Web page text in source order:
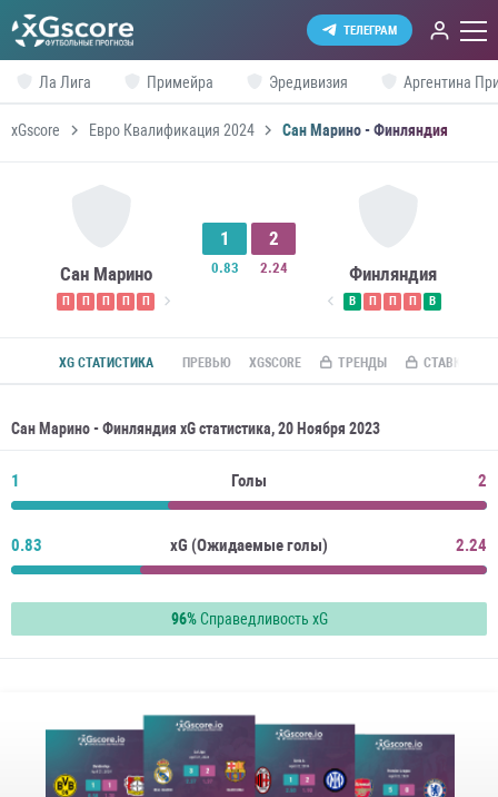
ТЕЛЕГРАМ
Ла Лига Примейра Эредивизия Аргентина
xGscore Евро Квалификация 2024 Сан Марино - Финляндия
Сан Марино
П П П П П
1
0.83
2
2.24 Финляндия
В П П П В
XG СТАТИСТИКА ПРЕВЬЮ XGSCORE ТРЕНДЫ СТАВКИ ПО
Сан Марино - Финляндия xG статистика, 20 Ноября 2023
1 Голы 2
0.83 xG (Ожидаемые голы) 2.24
96%Справедливость xG